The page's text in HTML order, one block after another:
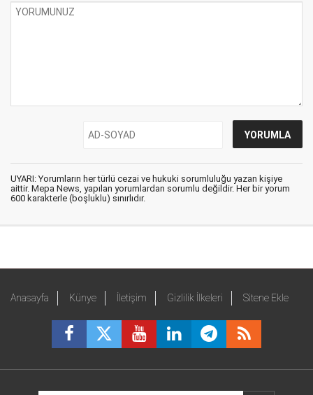
UYARI: Yorumların her türlü cezai ve hukuki sorumluluğu yazan kişiye
aittir. Mepa News, yapılan yorumlardan sorumlu değildir. Her bir yorum
600 karakterle (boşluklu) sınırlıdır.
Anasayfa Künye İletişim Gizlilik İlkeleri Sitene Ekle